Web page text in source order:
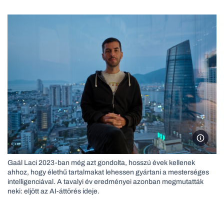
Fotó:
Gaál Laci 2023-ban még azt gondolta, hosszú évek kellenek
ahhoz, hogy élethű tartalmakat lehessen gyártani a mesterséges
intelligenciával. A tavalyi év eredményei azonban megmutatták
neki: eljött az AI-áttörés ideje.